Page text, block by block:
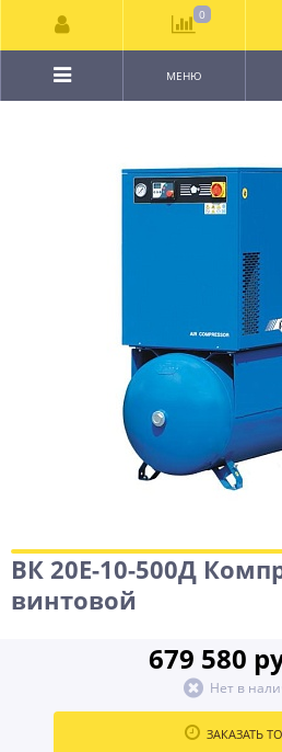
МЕНЮ
ВК 20Е-10-500Д
винтовой
679 580
Нет в
ЗАКАЗАТЬ
0